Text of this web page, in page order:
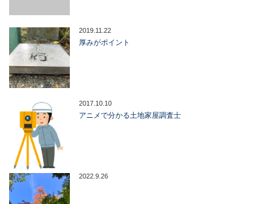
2019.11.22
厚みがポイント
2017.10.10
アニメで分かる土地家屋調査士
2022.9.26